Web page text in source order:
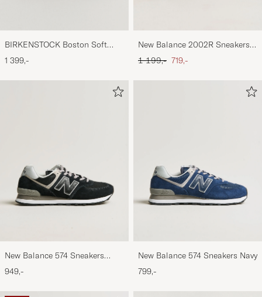
BIRKENSTOCK Boston Soft
Footbed Black Suede
1 399,-
New Balance 2002R Sneakers
Black
Ordinary pris
1 199,- Nedsat pris
719,-
New Balance 574 Sneakers
Black
949,-
New Balance 574 Sneakers Navy
799,-